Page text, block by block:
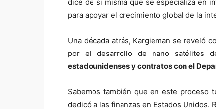
dice de sí misma que se especializa en
para apoyar el crecimiento global de la
Una década atrás, Kargieman se reveló
por el desarrollo de nano satélites
estadounidenses y contratos con el
Sabemos también que en este proceso
dedicó a las finanzas en Estados Unidos.